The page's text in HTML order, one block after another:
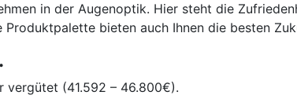
in der Augenoptik. Hier steht die
bieten auch Ihnen die besten
vergütet (41.592 – 46.800€).